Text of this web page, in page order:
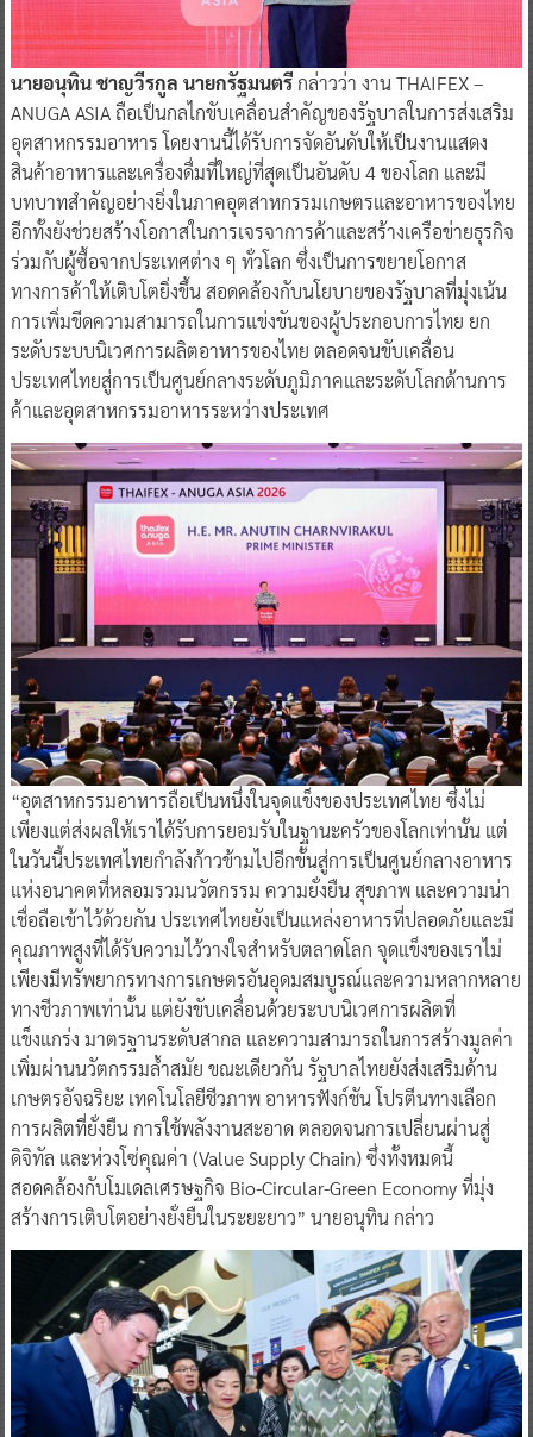
นายอนุทิน ชาญวีรกูล นายกรัฐมนตรีกล่าวว่า งาน THAIFEX –
ANUGA ASIA ถือเป็นกลไกขับเคลื่อนสำคัญของรัฐบาลในการส่งเสริม
อุตสาหกรรมอาหาร โดยงานนี้ได้รับการจัดอันดับให้เป็นงานแสดง
สินค้าอาหารและเครื่องดื่มที่ใหญ่ที่สุดเป็นอันดับ 4 ของโลก และมี
บทบาทสำคัญอย่างยิ่งในภาคอุตสาหกรรมเกษตรและอาหารของไทย
อีกทั้งยังช่วยสร้างโอกาสในการเจรจาการค้าและสร้างเครือข่ายธุรกิจ
ร่วมกับผู้ซื้อจากประเทศต่าง ๆ ทั่วโลก ซึ่งเป็นการขยายโอกาส
ทางการค้าให้เติบโตยิ่งขึ้น สอดคล้องกับนโยบายของรัฐบาลที่มุ่งเน้น
การเพิ่มขีดความสามารถในการแข่งขันของผู้ประกอบการไทย ยก
ระดับระบบนิเวศการผลิตอาหารของไทย ตลอดจนขับเคลื่อน
ประเทศไทยสู่การเป็นศูนย์กลางระดับภูมิภาคและระดับโลกด้านการ
ค้าและอุตสาหกรรมอาหารระหว่างประเทศ
“อุตสาหกรรมอาหารถือเป็นหนึ่งในจุดแข็งของประเทศไทย ซึ่งไม่
เพียงแต่ส่งผลให้เราได้รับการยอมรับในฐานะครัวของโลกเท่านั้น แต่
ในวันนี้ประเทศไทยกำลังก้าวข้ามไปอีกขั้นสู่การเป็นศูนย์กลางอาหาร
แห่งอนาคตที่หลอมรวมนวัตกรรม ความยั่งยืน สุขภาพ และความน่า
เชื่อถือเข้าไว้ด้วยกัน ประเทศไทยยังเป็นแหล่งอาหารที่ปลอดภัยและมี
คุณภาพสูงที่ได้รับความไว้วางใจสำหรับตลาดโลก จุดแข็งของเราไม่
เพียงมีทรัพยากรทางการเกษตรอันอุดมสมบูรณ์และความหลากหลาย
ทางชีวภาพเท่านั้น แต่ยังขับเคลื่อนด้วยระบบนิเวศการผลิตที่
แข็งแกร่ง มาตรฐานระดับสากล และความสามารถในการสร้างมูลค่า
เพิ่มผ่านนวัตกรรมล้ำสมัย ขณะเดียวกัน รัฐบาลไทยยังส่งเสริมด้าน
เกษตรอัจฉริยะ เทคโนโลยีชีวภาพ อาหารฟังก์ชัน โปรตีนทางเลือก
การผลิตที่ยั่งยืน การใช้พลังงานสะอาด ตลอดจนการเปลี่ยนผ่านสู่
ดิจิทัล และห่วงโซ่คุณค่า (Value Supply Chain) ซึ่งทั้งหมดนี้
สอดคล้องกับโมเดลเศรษฐกิจ Bio-Circular-Green Economy ที่มุ่ง
สร้างการเติบโตอย่างยั่งยืนในระยะยาว” นายอนุทิน กล่าว